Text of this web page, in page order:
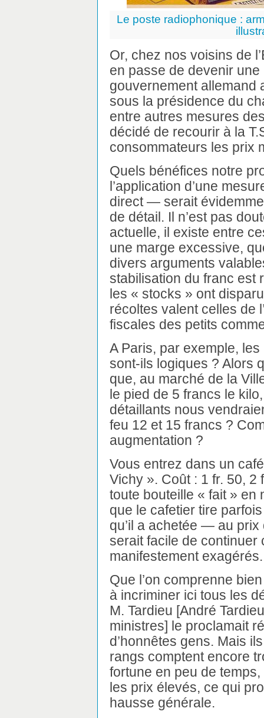
Le poste radiophonique :
Or, chez nos voisins de
en passe de devenir
gouvernement allemand
sous la présidence du
entre autres mesures
décidé de recourir à la
consommateurs les prix
Quels bénéfices notre
l’application d’une
direct — serait
de détail. Il n’est pas
actuelle, il existe entre
une marge excessive,
divers arguments
stabilisation du franc est
les « stocks » ont
récoltes valent celles de
fiscales des petits
A Paris, par exemple,
sont-ils logiques ? Alors
que, au marché de la
le pied de 5 francs le
détaillants nous
feu 12 et 15 francs ?
augmentation ?
Vous entrez dans un
Vichy ». Coût : 1 fr. 50, 2
toute bouteille « fait »
que le cafetier tire
qu’il a achetée — au
serait facile de continuer
manifestement exagérés.
Que l’on comprenne
à incriminer ici tous les
M. Tardieu [André
ministres] le proclamait
d’honnêtes gens. Mais
rangs comptent encore
fortune en peu de
les prix élevés, ce qui
hausse générale.